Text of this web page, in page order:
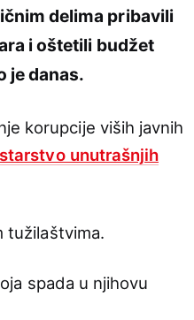
delima pribavili
i oštetili budžet
je danas.
korupcije viših javnih
unutrašnjih
tužilaštvima.
spada u njihovu